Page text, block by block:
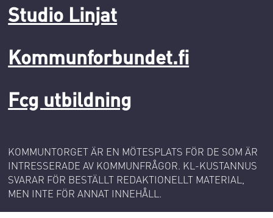
Studio Linjat
Kommunforbundet.fi
Fcg utbildning
KOMMUNTORGET ÄR EN MÖTESPLATS FÖR DE SOM ÄR
INTRESSERADE AV KOMMUNFRÅGOR. KL-KUSTANNUS
SVARAR FÖR BESTÄLLT REDAKTIONELLT MATERIAL,
MEN INTE FÖR ANNAT INNEHÅLL.